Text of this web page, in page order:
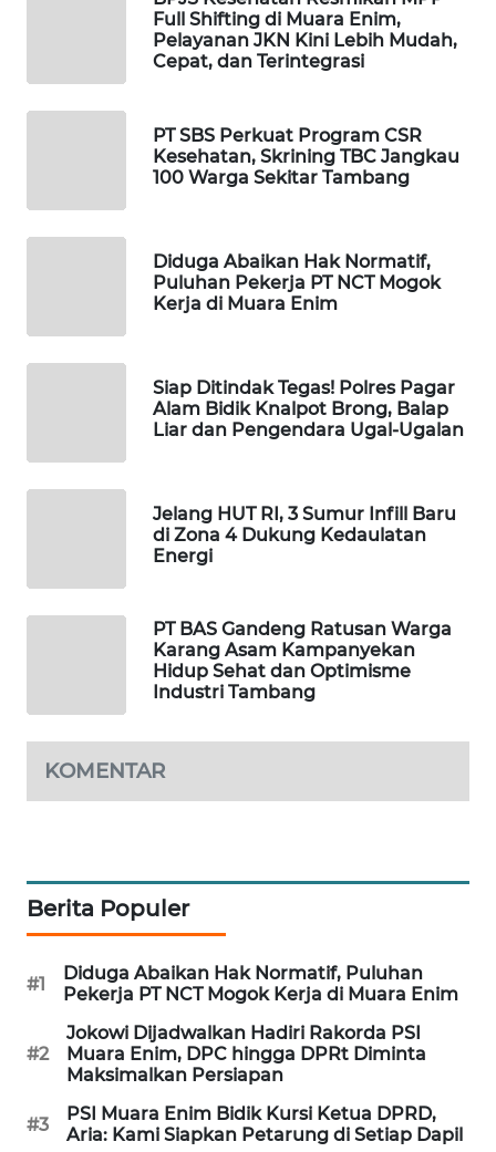
Full Shifting di Muara Enim,
Pelayanan JKN Kini Lebih Mudah,
Cepat, dan Terintegrasi
PT SBS Perkuat Program CSR
Kesehatan, Skrining TBC Jangkau
100 Warga Sekitar Tambang
Diduga Abaikan Hak Normatif,
Puluhan Pekerja PT NCT Mogok
Kerja di Muara Enim
Siap Ditindak Tegas! Polres Pagar
Alam Bidik Knalpot Brong, Balap
Liar dan Pengendara Ugal-Ugalan
Jelang HUT RI, 3 Sumur Infill Baru
di Zona 4 Dukung Kedaulatan
Energi
PT BAS Gandeng Ratusan Warga
Karang Asam Kampanyekan
Hidup Sehat dan Optimisme
Industri Tambang
KOMENTAR
Berita Populer
#1
Diduga Abaikan Hak Normatif, Puluhan
Pekerja PT NCT Mogok Kerja di Muara Enim
#2
Jokowi Dijadwalkan Hadiri Rakorda PSI
Muara Enim, DPC hingga DPRt Diminta
Maksimalkan Persiapan
#3
PSI Muara Enim Bidik Kursi Ketua DPRD,
Aria: Kami Siapkan Petarung di Setiap Dapil
FORJASIDA
SIDIKALANG
NEWS
NEWS
NEWS
NEWS
KARING
NEWS
JURNAL
MARITIM